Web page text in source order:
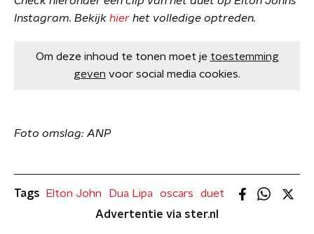
Instagram. Bekijk hier het volledige optreden.
Om deze inhoud te tonen moet je toestemming
geven voor social media cookies.
Foto omslag: ANP
Tags Elton John Dua Lipa oscars
duet
Advertentie via ster.nl